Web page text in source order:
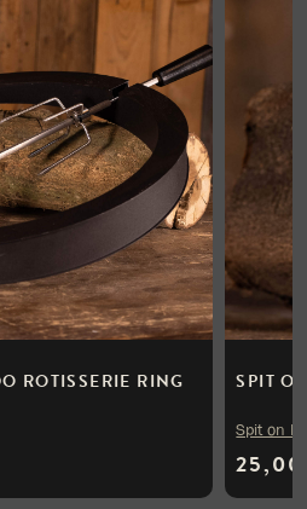
ROTISSERIE RING SPIT
25,00
Spit on